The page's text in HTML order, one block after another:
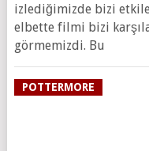
izlediğimizde bizi
elbette filmi bizi
görmemizdi. Bu
POTTERMORE